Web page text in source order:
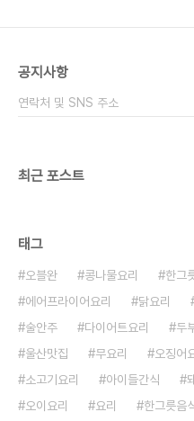
공지사항
연락처 및 SNS 주소
최근 포스트
태그
오블완 콩나물요리 한그
에어프라이어요리
닭요리
술안주
다이어트요리 두
울산맛집
무요리 오징어
소고기요리
아이들간식
오이요리
요리 한그릇음